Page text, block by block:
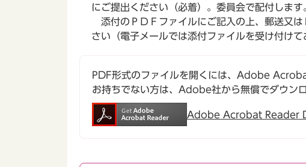
にご提出ください（必着）。委員会で配付します
添付のＰＤＦファイルにご記入の上、郵送又
さい（電子メールでは添付ファイルを受け付けて
PDF形式のファイルを開くには、Adobe
お持ちでない方は、Adobe社から無償でダウン
Adobe Acrobat Reader